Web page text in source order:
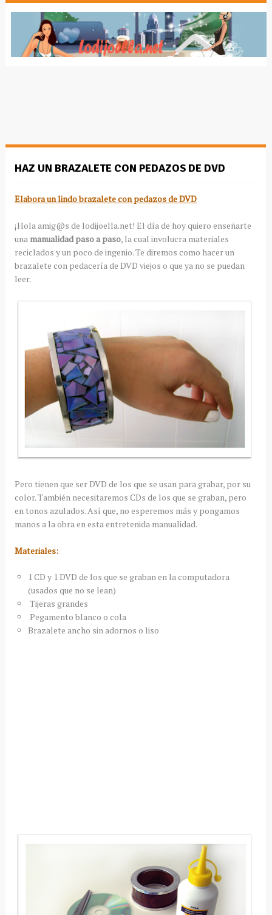
HAZ UN BRAZALETE CON PEDAZOS DE DVD
Elabora un lindo brazalete con pedazos de DVD
¡Hola amig@s de lodijoella.net! El día de hoy quiero enseñarte
una manualidad paso a paso, la cual involucra materiales
reciclados y un poco de ingenio. Te diremos como hacer un
brazalete con pedacería de DVD viejos o que ya no se puedan
leer.
Pero tienen que ser DVD de los que se usan para grabar, por su
color. También necesitaremos CDs de los que se graban, pero
en tonos azulados. Así que, no esperemos más y pongamos
manos a la obra en esta entretenida manualidad.
Materiales:
1 CD y 1 DVD de los que se graban en la computadora
(usados que no se lean)
Tijeras grandes
Pegamento blanco o cola
Brazalete ancho sin adornos o liso